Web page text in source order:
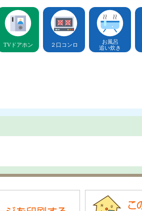
TVドアホン ２口コンロ
お風呂
追い炊き